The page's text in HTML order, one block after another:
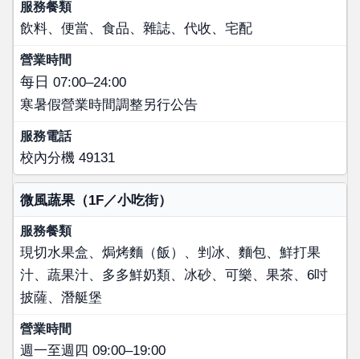
服務餐類
營業時間
服務電話
飲料、便當、食品、雜誌、代收、宅配
每日 07:00–24:00
寒暑假營業時間調整另行公告
校內分機 49131
微風蔬果（1F／小吃街）
現切水果盒、焗烤麵（飯）、剉冰、麵包、鮮打果
汁、蔬果汁、多多鮮奶類、冰砂、可樂、果茶、6吋
披薩、潛艇堡
週一至週四 09:00–19:00